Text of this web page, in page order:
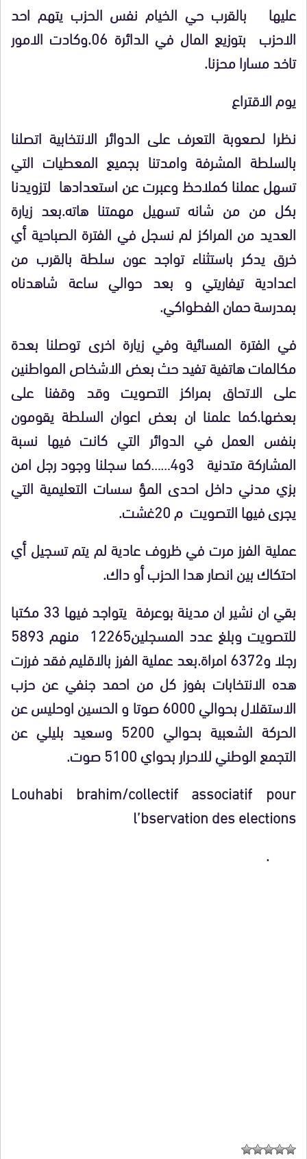
عليها بالقرب حي الخيام نفس الحزب يتهم احد
الاحزب بتوزيع المال في الدائرة 06.وكادت الامور
تاخد مسارا محزنا.
يوم الاقتراع
نظرا لصعوبة التعرف على الدوائر الانتخابية اتصلنا
بالسلطة المشرفة وامدتنا بجميع المعطيات التي
تسهل عملنا كملاحظ وعبرت عن استعدادها لتزويدنا
بكل من من شانه تسهيل مهمتنا هاته.بعد زيارة
العديد من المراكز لم نسجل في الفترة الصباحية أي
خرق يدكر باستثناء تواجد عون سلطة بالقرب من
اعدادية تيفاريتي و بعد حوالي ساعة شاهدناه
بمدرسة حمان الفطواكي.
في الفترة المسائية وفي زيارة اخرى توصلنا بعدة
مكالمات هاتفية تفيد حث بعض الاشخاص المواطنين
على الاتحاق بمراكز التصويت وقد وقفنا على
بعضها.كما علمنا ان بعض اعوان السلطة يقومون
بنفس العمل في الدوائر التي كانت فيها نسبة
المشاركة متدنية 3و4……كما سجلنا وجود رجل امن
بزي مدني داخل احدى المؤ سسات التعليمية التي
يجرى فيها التصويت م 20غشت.
عملية الفرز مرت في ظروف عادية لم يتم تسجيل أي
احتكاك بين انصار هدا الحزب أو داك.
بقي ان نشير ان مدينة بوعرفة يتواجد فيها 33 مكتبا
للتصويت وبلغ عدد المسجلين12265 منهم 5893
رجلا و6372 امراة.بعد عملية الفرز بالاقليم فقد فرزت
هده الانتخابات بفوز كل من احمد جنفي عن حزب
الاستقلال بحوالي 6000 صوتا و الحسين اوحليس عن
الحركة الشعبية بحوالي 5200 وسعيد بليلي عن
التجمع الوطني للاحرار بحواي 5100 صوت.
Louhabi brahim/collectif associatif pour
l’bservation des elections
.